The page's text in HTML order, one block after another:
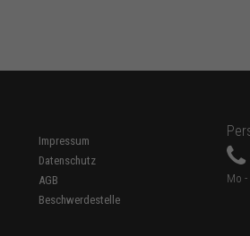
Impressum
Datenschutz
AGB
Beschwerdestelle
Mo -